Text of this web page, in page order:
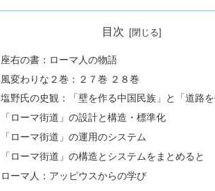
目次
座右の書：ローマ人の物語
風変わりな２巻：２７巻 ２８巻
塩野氏の史観：「壁を作る中国民族」と「道路
「ローマ街道」の設計と構造・標準化
「ローマ街道」の運用のシステム
「ローマ街道」の構造とシステムをまとめると
ローマ人：アッピウスからの学び